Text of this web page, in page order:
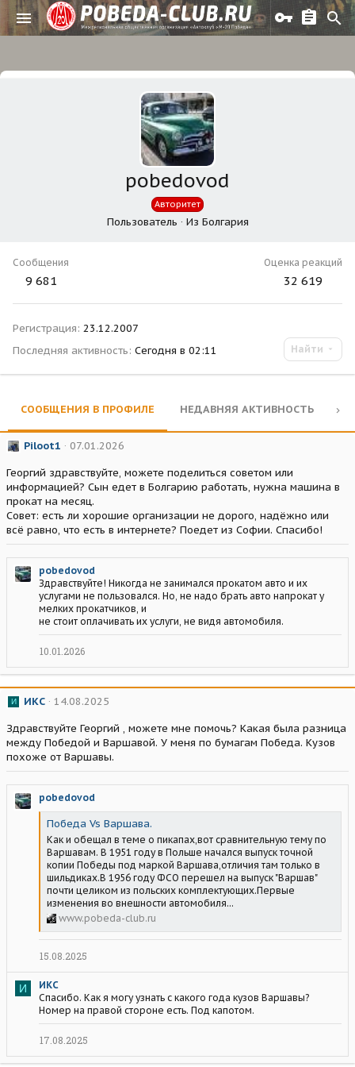
pobedovod
Авторитет
Пользователь · Из Болгария
Сообщения
9 681
Оценка реакций
32 619
Регистрация 23.12.2007
Последняя активность Сегодня в 02:11 Найти
СООБЩЕНИЯ В ПРОФИЛЕ НЕДАВНЯЯ АКТИВНОСТЬ
Piloot1 07.01.2026
Георгий здравствуйте, можете поделиться советом или
информацией? Сын едет в Болгарию работать, нужна машина в
прокат на месяц.
Совет: есть ли хорошие организации не дорого, надёжно или
всё равно, что есть в интернете? Поедет из Софии. Спасибо!
pobedovod
Здравствуйте! Никогда не занимался прокатом авто и их
услугами не пользовался. Но, не надо брать авто напрокат у
мелких прокатчиков, и
не стоит оплачивать их услуги, не видя автомобиля.
10.01.2026
И ИКС 14.08.2025
Здравствуйте Георгий , можете мне помочь? Какая была разница
между Победой и Варшавой. У меня по бумагам Победа. Кузов
похоже от Варшавы.
pobedovod
Победа Vs Варшава.
Как и обещал в теме о пикапах,вот сравнительную тему по
Варшавам. В 1951 году в Польше начался выпуск точной
копии Победы под маркой Варшава,отличия там только в
шильдиках.В 1956 году ФСО перешел на выпуск "Варшав"
почти целиком из польских комплектующих.Первые
изменения во внешности автомобиля...
www.pobeda-club.ru
15.08.2025
И
ИКС
Спасибо. Как я могу узнать с какого года кузов Варшавы?
Номер на правой стороне есть. Под капотом.
17.08.2025